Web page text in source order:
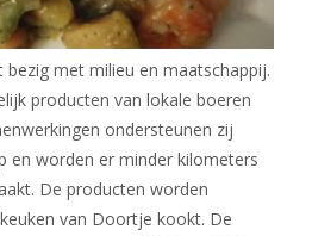
met milieu en maatschappij.
producten van lokale boeren
ondersteunen zij
en worden er minder kilometers
De producten worden
van Doortje kookt. De